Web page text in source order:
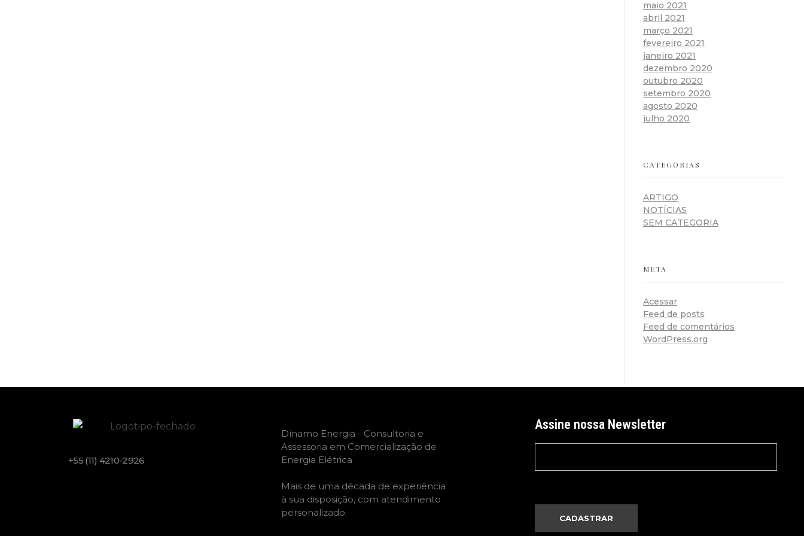
maio 2021
abril 2021
março 2021
fevereiro 2021
janeiro 2021
dezembro 2020
outubro 2020
setembro 2020
agosto 2020
julho 2020
CATEGORIAS
ARTIGO
NOTÍCIAS
SEM CATEGORIA
META
Acessar
Feed de posts
Feed de comentários
WordPress.org
+55 (11) 4210-2926
Dínamo Energia - Consultoria e
Assessoria em Comercialização de
Energia Elétrica
Mais de uma década de experiência
à sua disposição, com atendimento
personalizado.
Assine nossa Newsletter